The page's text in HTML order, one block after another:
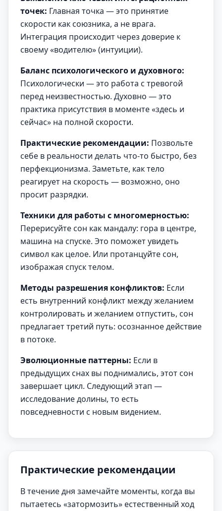
точек: Главная точка — это принятие
скорости как союзника, а не врага.
Интеграция происходит через доверие к
своему «водителю» (интуиции).
Баланс психологического и духовного:
Психологически — это работа с тревогой
перед неизвестностью. Духовно — это
практика присутствия в моменте «здесь и
сейчас» на полной скорости.
Практические рекомендации: Позвольте
себе в реальности делать что-то быстро, без
перфекционизма. Заметьте, как тело
реагирует на скорость — возможно, оно
просит разрядки.
Техники для работы с многомерностью:
Перерисуйте сон как мандалу: гора в центре,
машина на спуске. Это поможет увидеть
символ как целое. Или протанцуйте сон,
изображая спуск телом.
Методы разрешения конфликтов: Если
есть внутренний конфликт между желанием
контролировать и желанием отпустить, сон
предлагает третий путь: осознанное действие
в потоке.
Эволюционные паттерны: Если в
предыдущих снах вы поднимались, этот сон
завершает цикл. Следующий этап —
исследование долины, то есть
повседневности с новым видением.
Практические рекомендации
В течение дня замечайте моменты, когда вы
пытаетесь «затормозить» естественный ход